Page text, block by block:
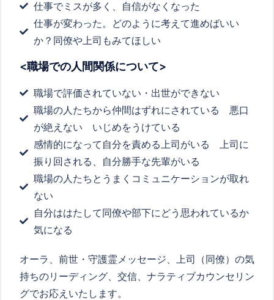
仕事でミスが多く、自信がなくなった
仕事が変わった。どのように考えて進めばいい
か？同僚や上司もみてほしい
<職場での人間関係について>
職場で評価されていない・出世ができない
職場の人たちから仲間はずれにされている 悪口
が絶えない いじめをうけている
感情的になって自分を責める上司がいる 上司に
振り回される、自分勝手な先輩がいる
職場の人たちとうまくコミュニケーションが取れ
ない
自分ははたして同僚や部下にどう思われているか
気になる
オーラ、前世・守護霊メッセージ、上司（同僚）の気
持ちのリーディング、交信、ナラティブカウンセリン
グでお応えいたします。